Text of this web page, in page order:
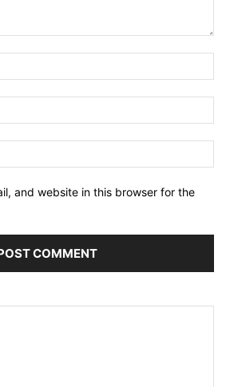
and website in this browser for the